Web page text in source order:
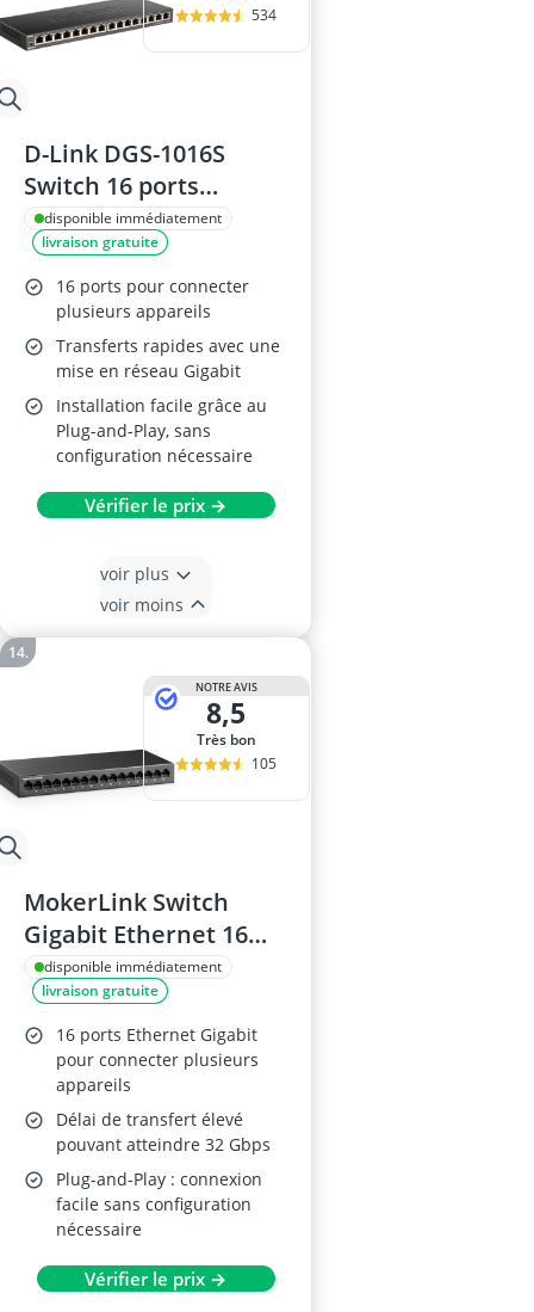
534
D-Link DGS-1016S
Switch 16 ports
Gigabit
disponible immédiatement
livraison gratuite
16 ports pour connecter
plusieurs appareils
Transferts rapides avec une
mise en réseau Gigabit
Installation facile grâce au
Plug-and-Play, sans
configuration nécessaire
Vérifier le prix →
voir plus
voir moins
NOTRE AVIS
8,5
Très bon
105
MokerLink Switch
Gigabit Ethernet 16
Ports
disponible immédiatement
livraison gratuite
16 ports Ethernet Gigabit
pour connecter plusieurs
appareils
Délai de transfert élevé
pouvant atteindre 32 Gbps
Plug-and-Play : connexion
facile sans configuration
nécessaire
Vérifier le prix →